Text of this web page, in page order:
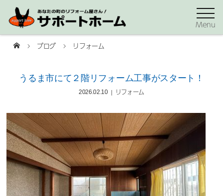
Menu
ブログ リフォーム
うるま市にて２階リフォーム工事がスタート！
2026.02.10 リフォーム